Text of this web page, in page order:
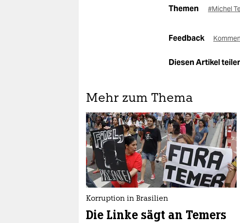
Themen #Michel
Feedback
Diesen Artikel
Mehr zum Thema
Korruption in Brasilien
Die Linke sägt an Temers